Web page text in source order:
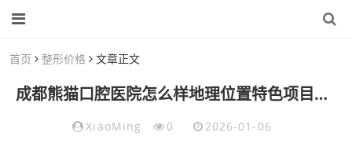
首页 整形价格 文章正文
成都熊猫口腔医院怎么样地理位置特色项目种植牙正畸
XiaoMing 0 2026-01-06